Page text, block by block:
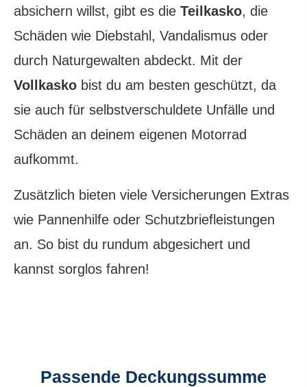
absichern willst, gibt es die Teilkasko, die
Schäden wie Diebstahl, Vandalismus oder
durch Naturgewalten abdeckt. Mit der
Vollkasko bist du am besten geschützt, da
sie auch für selbstverschuldete Unfälle und
Schäden an deinem eigenen Motorrad
aufkommt.
Zusätzlich bieten viele Versicherungen Extras
wie Pannenhilfe oder Schutzbriefleistungen
an. So bist du rundum abgesichert und
kannst sorglos fahren!
Passende Deckungs­summe